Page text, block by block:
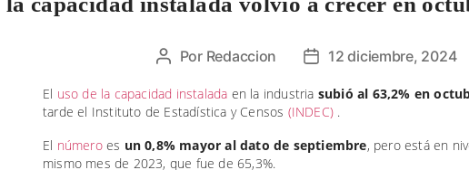
Autor
la
entrada
Por Redaccion
Fecha
la
entrada
12 diciembre, 2024
El uso de la capacidad instalada en la industria subió al 63,2% en
tarde el Instituto de Estadística y Censos (INDEC) .
El númeroes un 0,8% mayor al dato de septiembre, pero está en
mismo mes de 2023, que fue de 65,3%.